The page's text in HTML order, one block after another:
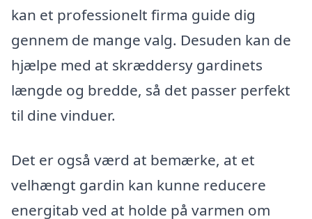
kan et professionelt firma guide dig
gennem de mange valg. Desuden kan de
hjælpe med at skræddersy gardinets
længde og bredde, så det passer perfekt
til dine vinduer.
Det er også værd at bemærke, at et
velhængt gardin kan kunne reducere
energitab ved at holde på varmen om